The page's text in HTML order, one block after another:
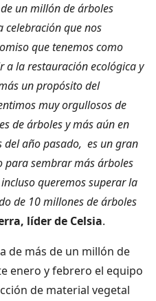
un millón de árboles
celebración que nos
que tenemos como
a la restauración ecológica y
un propósito del
muy orgullosos de
de árboles y más aún en
del año pasado, es un gran
para sembrar más árboles
queremos superar la
de 10 millones de árboles
líder de Celsia.
de más de un millón de
enero y febrero el equipo
de material vegetal